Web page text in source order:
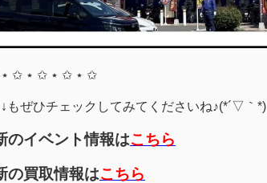
✩ ⋆ ✩ ⋆ ✩ ⋆ ✩
もぜひチェックしてみてくださいね♪(*´▽｀*)
のイベント情報はこちら
の買取情報はこちら